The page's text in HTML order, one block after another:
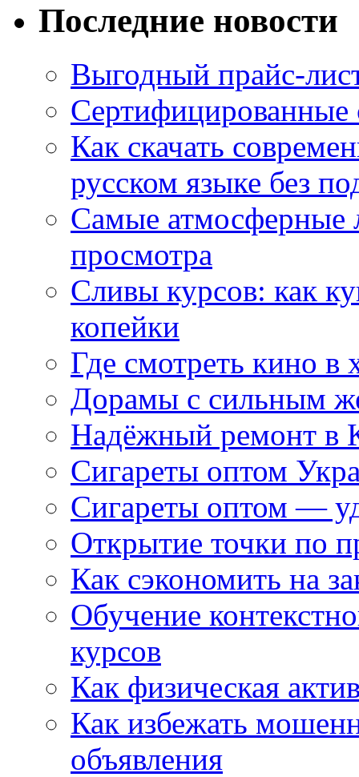
Последние новости
Выгодный прайс-
Как скачать
русском языке без
Самые атмосферные
просмотра
Сливы курсов: как
копейки
Где смотреть кино в
Дорамы с сильным
Надёжный ремонт в
Сигареты оптом
Сигареты оптом —
Открытие точки по
Как сэкономить на
Обучение
курсов
Как физическая
Как избежать
объявления